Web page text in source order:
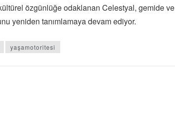
özgünlüğe odaklanan Celestyal, gemide ve
yeniden tanımlamaya devam ediyor.
yaşamotoritesi